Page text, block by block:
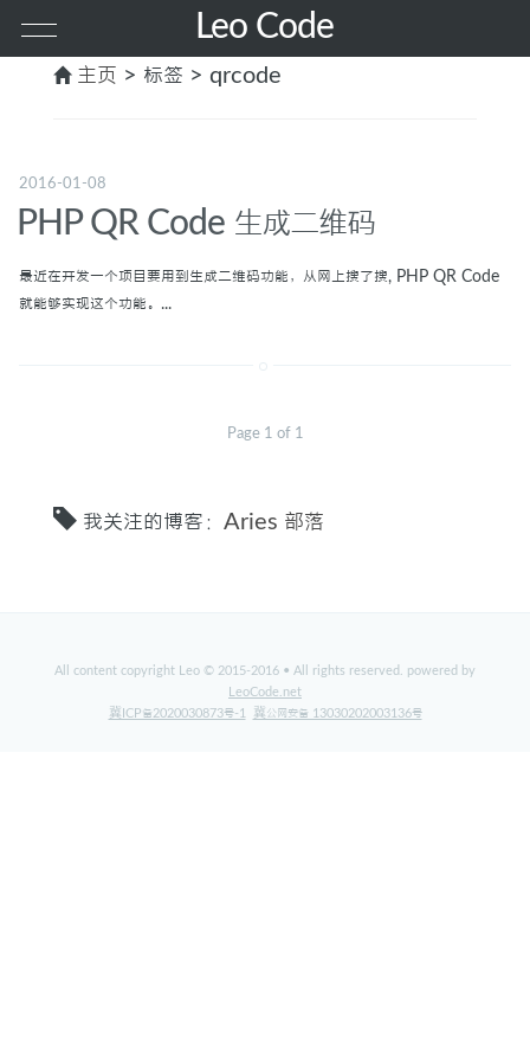
Leo Code
其他
前端
GO
主页 > 标签 > qrcode
2016-01-08
PHP QR Code 生成二维码
最近在开发一个项目要用到生成二维码功能，从网上搜了搜, PHP QR Code
就能够实现这个功能。...
Page 1 of 1
我关注的博客： Aries 部落
All content copyright Leo © 2015-2016 • All rights reserved. powered by
LeoCode.net
冀ICP备2020030873号-1
冀公网安备 13030202003136号